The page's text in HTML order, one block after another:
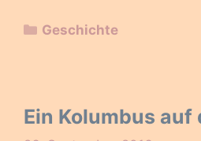
Kategorien
Geschichte
Ein Kolumbus auf